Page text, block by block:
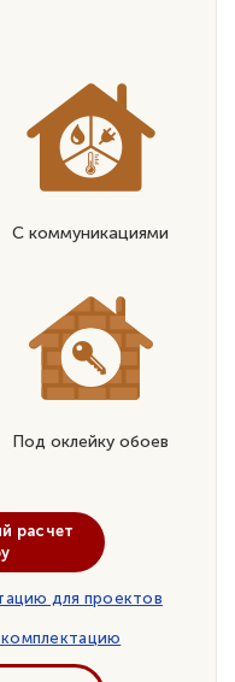
С коммуникациями
Под оклейку обоев
расчет
для проектов